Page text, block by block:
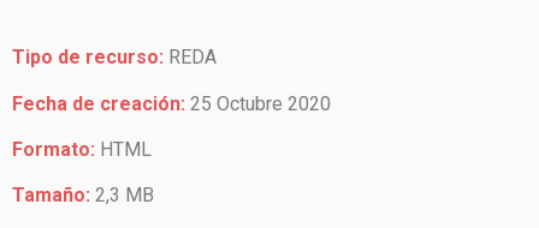
Tipo de recurso: REDA
Fecha de creación: 25 Octubre 2020
Formato: HTML
Tamaño: 2,3 MB